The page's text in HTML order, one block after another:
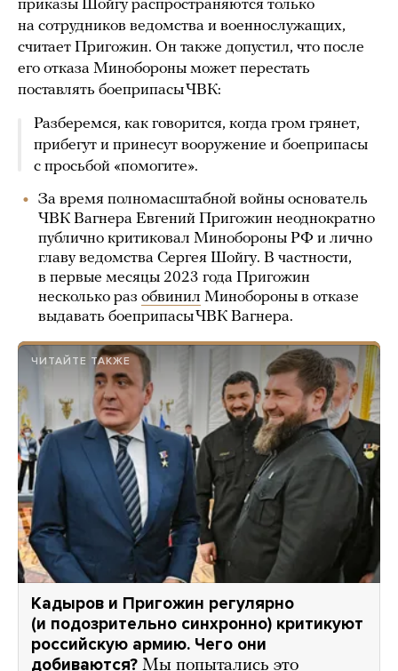
приказы Шойгу распространяются только
на сотрудников ведомства и военнослужащих,
считает Пригожин. Он также допустил, что после
его отказа Минобороны может перестать
поставлять боеприпасы ЧВК:
Разберемся, как говорится, когда гром грянет,
прибегут и принесут вооружение и боеприпасы
с просьбой «помогите».
За время полномасштабной войны основатель
ЧВК Вагнера Евгений Пригожин неоднократно
публично критиковал Минобороны РФ и лично
главу ведомства Сергея Шойгу. В частности,
в первые месяцы 2023 года Пригожин
несколько раз обвинил Минобороны в отказе
выдавать боеприпасы ЧВК Вагнера.
ЧИТАЙТЕ ТАКЖЕ
Кадыров и Пригожин регулярно
(и подозрительно синхронно) критикуют
российскую армию. Чего они
добиваются? Мы попытались это